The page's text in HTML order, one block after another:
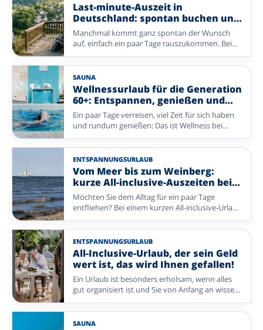
Last-minute-Auszeit in
Deutschland: spontan buchen und
entspannen
Manchmal kommt ganz spontan der Wunsch
auf, einfach ein paar Tage rauszukommen. Bei
Enjoyhotels buchen Sie unkompliziert eine
erholsame Auszeit in Deutschland – mit einem
komfortablen Aufenthalt, geselliger Atmosphäre
und vielem, das bereits für Sie organisiert ist.
Entdecken Sie reizvolle Reiseziele und freuen Sie
sich schon bald auf einen entspannten Urlaub.
SAUNA
Wellnessurlaub für die Generation
60+: Entspannen, genießen und
neue Energie tanken
Ein paar Tage verreisen, viel Zeit für sich haben
und rundum genießen: Das ist Wellness bei
Enjoyhotels. Entspannen Sie in der Sauna oder
im Schwimmbad, freuen Sie sich auf gutes Essen
und unternehmen Sie einen Spaziergang oder
Ausflug in die Umgebung. Bei diesen Enjoyhotels
stehen Ruhe, Komfort und Genuss im
Mittelpunkt – ohne dass Sie selbst viel
organisieren müssen. Ob Sie zu zweit verreisen
oder sich allein ein paar erholsame Tage gönnen
möchten: Lassen Sie den Alltag hinter sich und
kehren Sie gut erholt nach Hause zurück.
ENTSPANNUNGSURLAUB
Vom Meer bis zum Weinberg:
kurze All-inclusive-Auszeiten bei
Enjoyhotels
Möchten Sie dem Alltag für ein paar Tage
entfliehen? Bei einem kurzen All-inclusive-Urlaub
mit Enjoyhotels genießen Sie in wenigen Tagen
alles, was eine Auszeit besonders macht. Von
frischer Seeluft auf den Watteninseln bis zu
reizvollen Landschaften und charmanten Orten
in Deutschland und Belgien ist Ihr Aufenthalt
rundum organisiert – Sie müssen nur noch
genießen.
ENTSPANNUNGSURLAUB
All-Inclusive-Urlaub, der sein Geld
wert ist, das wird Ihnen gefallen!
Ein Urlaub ist besonders erholsam, wenn alles
gut organisiert ist und Sie von Anfang an wissen,
was Sie erwartet. Bei Enjoyhotels genießen Sie
einen rundum betreuten All-inclusive-
Aufenthalt, bei dem Komfort, Geselligkeit und
SAUNA